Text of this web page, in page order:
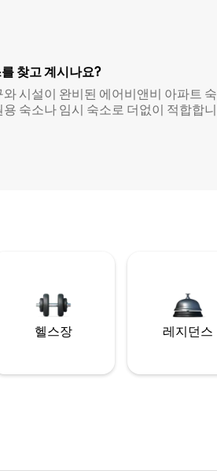
찾고 계시나요?
와 시설이 완비된 에어비앤비 아파트 숙
용 숙소나 임시 숙소로 더없이 적합합니
헬스장 레지던스